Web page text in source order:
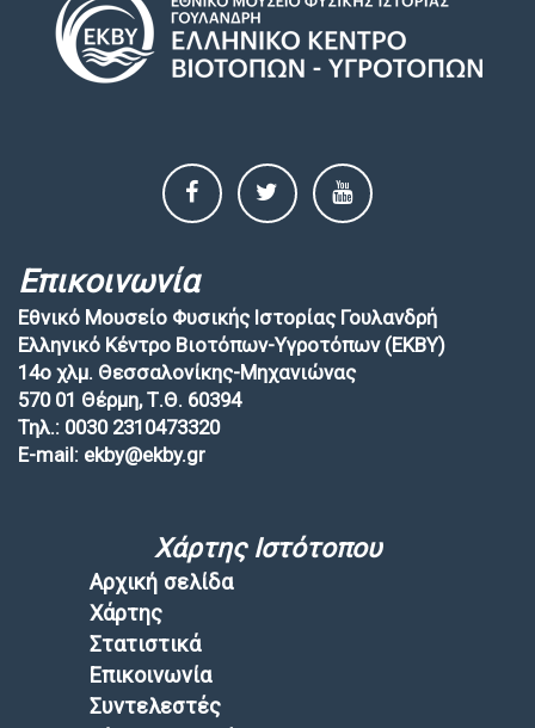
Επικοινωνία
Εθνικό Μουσείο Φυσικής Ιστορίας Γουλανδρή
Ελληνικό Κέντρο Βιοτόπων-Υγροτόπων (EKBY)
14ο χλμ. Θεσσαλονίκης-Μηχανιώνας
570 01 Θέρμη, Τ.Θ. 60394
Τηλ.: 0030 2310473320
E-mail: ekby@ekby.gr
Χάρτης Ιστότοπου
Αρχική σελίδα
Χάρτης
Στατιστικά
Επικοινωνία
Συντελεστές